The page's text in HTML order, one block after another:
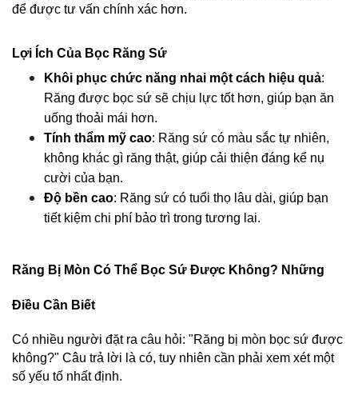
để được tư vấn chính xác hơn.
Lợi Ích Của Bọc Răng Sứ
Khôi phục chức năng nhai một cách hiệu quả:
Răng được bọc sứ sẽ chịu lực tốt hơn, giúp bạn ăn
uống thoải mái hơn.
Tính thẩm mỹ cao: Răng sứ có màu sắc tự nhiên,
không khác gì răng thật, giúp cải thiện đáng kể nụ
cười của bạn.
Độ bền cao: Răng sứ có tuổi thọ lâu dài, giúp bạn
tiết kiệm chi phí bảo trì trong tương lai.
Răng Bị Mòn Có Thể Bọc Sứ Được Không? Những
Điều Cần Biết
Có nhiều người đặt ra câu hỏi: "Răng bị mòn bọc sứ được
không?" Câu trả lời là có, tuy nhiên cần phải xem xét một
số yếu tố nhất định.